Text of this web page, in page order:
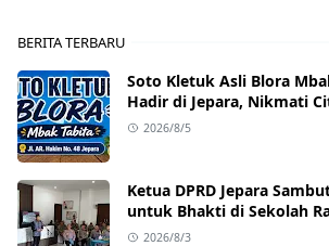
BERITA TERBARU
Soto Kletuk Asli Blora
Hadir di Jepara, Nikmati
Mulai Rp10 Ribu
2026/8/5
Ketua DPRD Jepara
untuk Bhakti di Sekolah
2026/8/3